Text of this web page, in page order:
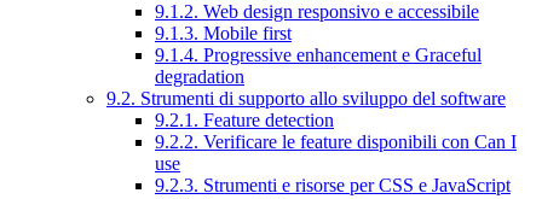
9.1.2. Web design responsivo e accessibile
9.1.3. Mobile first
9.1.4. Progressive enhancement e Graceful
degradation
9.2. Strumenti di supporto allo sviluppo del software
9.2.1. Feature detection
9.2.2. Verificare le feature disponibili con Can I
use
9.2.3. Strumenti e risorse per CSS e JavaScript